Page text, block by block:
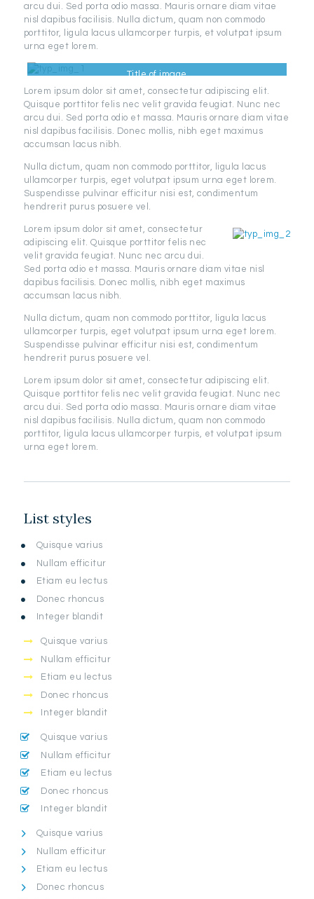
arcu dui. Sed porta odio massa. Mauris ornare diam vitae
nisl dapibus facilisis. Nulla dictum, quam non commodo
porttitor, ligula lacus ullamcorper turpis, et volutpat ipsum
urna eget lorem.
Title of image
Lorem ipsum dolor sit amet, consectetur adipiscing elit.
Quisque porttitor felis nec velit gravida feugiat. Nunc nec
arcu dui. Sed porta odio et massa. Mauris ornare diam vitae
nisl dapibus facilisis. Donec mollis, nibh eget maximus
accumsan lacus nibh.
Nulla dictum, quam non commodo porttitor, ligula lacus
ullamcorper turpis, eget volutpat ipsum urna eget lorem.
Suspendisse pulvinar efficitur nisi est, condimentum
hendrerit purus posuere vel.
Lorem ipsum dolor sit amet, consectetur
adipiscing elit. Quisque porttitor felis nec
velit gravida feugiat. Nunc nec arcu dui.
Sed porta odio et massa. Mauris ornare diam vitae nisl
dapibus facilisis. Donec mollis, nibh eget maximus
accumsan lacus nibh.
Nulla dictum, quam non commodo porttitor, ligula lacus
ullamcorper turpis, eget volutpat ipsum urna eget lorem.
Suspendisse pulvinar efficitur nisi est, condimentum
hendrerit purus posuere vel.
Lorem ipsum dolor sit amet, consectetur adipiscing elit.
Quisque porttitor felis nec velit gravida feugiat. Nunc nec
arcu dui. Sed porta odio massa. Mauris ornare diam vitae
nisl dapibus facilisis. Nulla dictum, quam non commodo
porttitor, ligula lacus ullamcorper turpis, et volutpat ipsum
urna eget lorem.
List styles
Quisque varius
Nullam efficitur
Etiam eu lectus
Donec rhoncus
Integer blandit
Quisque varius
Nullam efficitur
Etiam eu lectus
Donec rhoncus
Integer blandit
Quisque varius
Nullam efficitur
Etiam eu lectus
Donec rhoncus
Integer blandit
Quisque varius
Nullam efficitur
Etiam eu lectus
Donec rhoncus